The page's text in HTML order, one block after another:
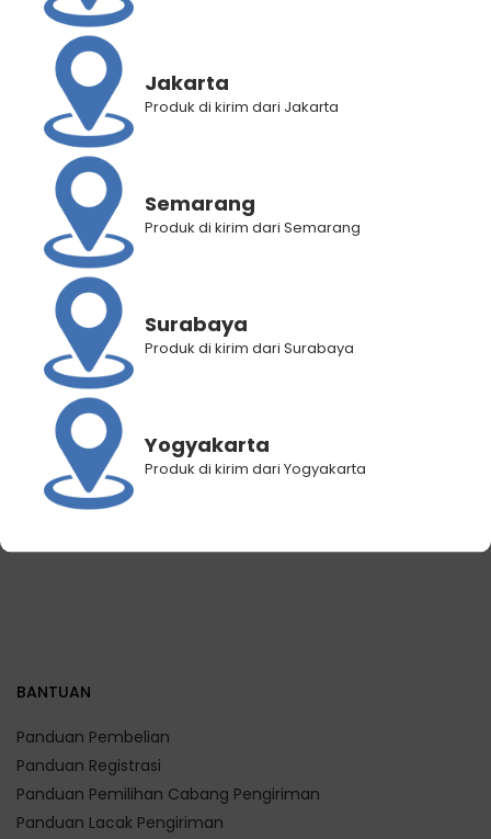
RELATED PRODUCTS
128 Bright & Radiance
Toner Bottle 95mL
Rp246.250
BANTUAN
Panduan Pembelian
Panduan Registrasi
Panduan Pemilihan Cabang Pengiriman
Panduan Lacak Pengiriman
Jakarta
Produk di kirim dari Jakarta
Semarang
Produk di kirim dari Semarang
Surabaya
Produk di kirim dari Surabaya
Yogyakarta
Produk di kirim dari Yogyakarta